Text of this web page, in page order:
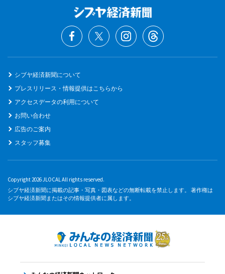
シブヤ経済新聞について
プレスリリース・情報提供はこちらから
アクセスデータの利用について
お問い合わせ
広告のご案内
スタッフ募集
Copyright 2026 JLOCAL All rights reserved.
シブヤ経済新聞に掲載の記事・写真・図表などの無断転載を禁止します。 著作権は
シブヤ経済新聞またはその情報提供者に属します。